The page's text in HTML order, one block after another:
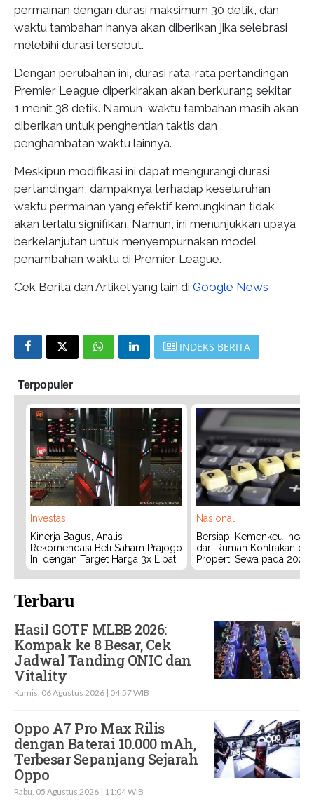
permainan dengan durasi maksimum 30 detik, dan
waktu tambahan hanya akan diberikan jika selebrasi
melebihi durasi tersebut.
Dengan perubahan ini, durasi rata-rata pertandingan
Premier League diperkirakan akan berkurang sekitar
1 menit 38 detik. Namun, waktu tambahan masih akan
diberikan untuk penghentian taktis dan
penghambatan waktu lainnya.
Meskipun modifikasi ini dapat mengurangi durasi
pertandingan, dampaknya terhadap keseluruhan
waktu permainan yang efektif kemungkinan tidak
akan terlalu signifikan. Namun, ini menunjukkan upaya
berkelanjutan untuk menyempurnakan model
penambahan waktu di Premier League.
Cek Berita dan Artikel yang lain di Google News
INDEKS BERITA
Terpopuler
Investasi
Kinerja Bagus, Analis
Rekomendasi Beli Saham Prajogo
Ini dengan Target Harga 3x Lipat
Nasional
Bersiap! Kemenkeu Incar
dari Rumah Kontrakan dan
Properti Sewa pada 2027
Terbaru
Hasil GOTF MLBB 2026:
Kompak ke 8 Besar, Cek
Jadwal Tanding ONIC dan
Vitality
Kamis, 06 Agustus 2026 | 04:57 WIB
Oppo A7 Pro Max Rilis
dengan Baterai 10.000 mAh,
Terbesar Sepanjang Sejarah
Oppo
Rabu, 05 Agustus 2026 | 11:04 WIB